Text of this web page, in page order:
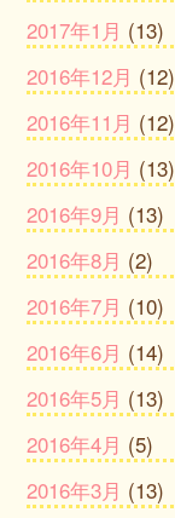
2017年1月 (13)
2016年12月 (12)
2016年11月 (12)
2016年10月 (13)
2016年9月 (13)
2016年8月 (2)
2016年7月 (10)
2016年6月 (14)
2016年5月 (13)
2016年4月 (5)
2016年3月 (13)